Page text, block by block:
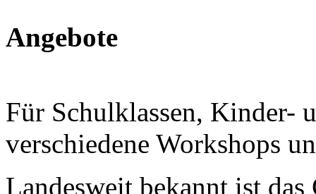
Angebote
Für Schulklassen, Kinder-
verschiedene Workshops
Landesweit bekannt ist